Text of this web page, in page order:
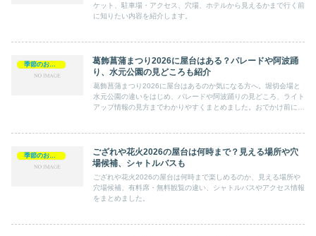
ケット、駐車場・アクセス、穴場、ホテルから見えるかまで行く前
に知りたい内容を紹介します。
葛飾菖蒲まつり2026に屋台はある？パレードや阿波踊
り、水元公園の見どころも紹介
葛飾菖蒲まつり2026に屋台はあるのか気になる方へ。堀切会場と
水元公園の違いをはじめ、パレードや阿波踊りの見どころ、ライト
アップ情報の見方までわかりやすくまとめました。おでかけ前に知
ござれや花火2026の屋台は何時まで？見える場所や穴
場候補、シャトルバスも
ござれや花火2026の屋台は何時まで楽しめるのか、見える場所や
穴場候補、有料席・無料観覧の違い、シャトルバスやアクセス情報
をまとめました。